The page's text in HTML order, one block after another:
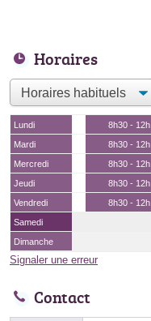
Horaires
Lundi 8h30 - 12h
Mardi
8h30 - 12h
Mercredi
8h30 - 12h
Jeudi
8h30 - 12h
Vendredi
8h30 - 12h
Samedi
Dimanche
Signaler une erreur
Contact